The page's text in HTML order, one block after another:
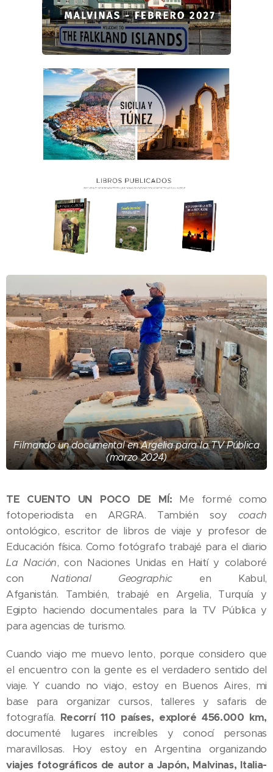
Filmando un documental en Argelia para la TV Pública
(marzo 2024)
TE CUENTO UN POCO DE MÍ: Me formé como
fotoperiodista en ARGRA. También soy coach
ontológico, escritor de libros de viaje y profesor de
Educación física. Como fotógrafo trabajé para el diario
La Nación, con Naciones Unidas en Haití y colaboré
conNational Geographicen Kabul,
Afganistán. También, trabajé en Argelia, Turquía y
Egipto haciendo documentales para la TV Pública y
para agencias de turismo.
Cuando viajo me muevo lento, porque considero que
el encuentro con la gente es el verdadero sentido del
viaje. Y cuando no viajo, estoy en Buenos Aires, mi
base para organizar cursos, talleres y safaris de
fotografía. Recorrí 110 países, exploré 456.000 km,
documenté lugares increíbles y conocí personas
maravillosas. Hoy estoy en Argentina organizando
viajes fotográficos de autor a Japón, Malvinas, Italia-